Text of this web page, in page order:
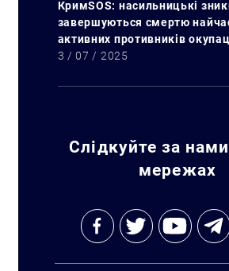
Искать:
КримSOS: насильницькі
завершуються смертю
активних противників
3 / 07 / 2025
Слідкуйте за
мережах